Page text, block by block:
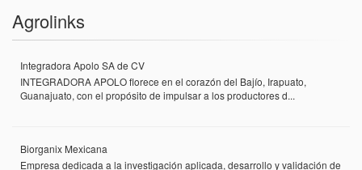
Agrolinks
Integradora Apolo SA de CV
INTEGRADORA APOLO florece en el corazón del Bajío, Irapuato,
Guanajuato, con el propósito de impulsar a los productores d...
Biorganix Mexicana
Empresa dedicada a la investigación aplicada, desarrollo y validación de